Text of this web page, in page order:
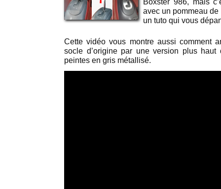
Boxster 986, mais
avec un pommeau
un tuto qui vous
Cette vidéo vous montre aussi comment
socle d’origine par une version plus
peintes en gris métallisé.